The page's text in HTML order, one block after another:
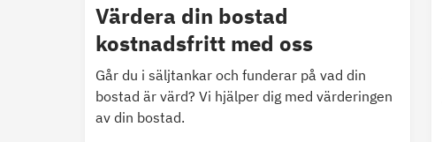
Värdera din bostad
kostnadsfritt med oss
Går du i säljtankar och funderar på vad din
bostad är värd? Vi hjälper dig med värderingen
av din bostad.